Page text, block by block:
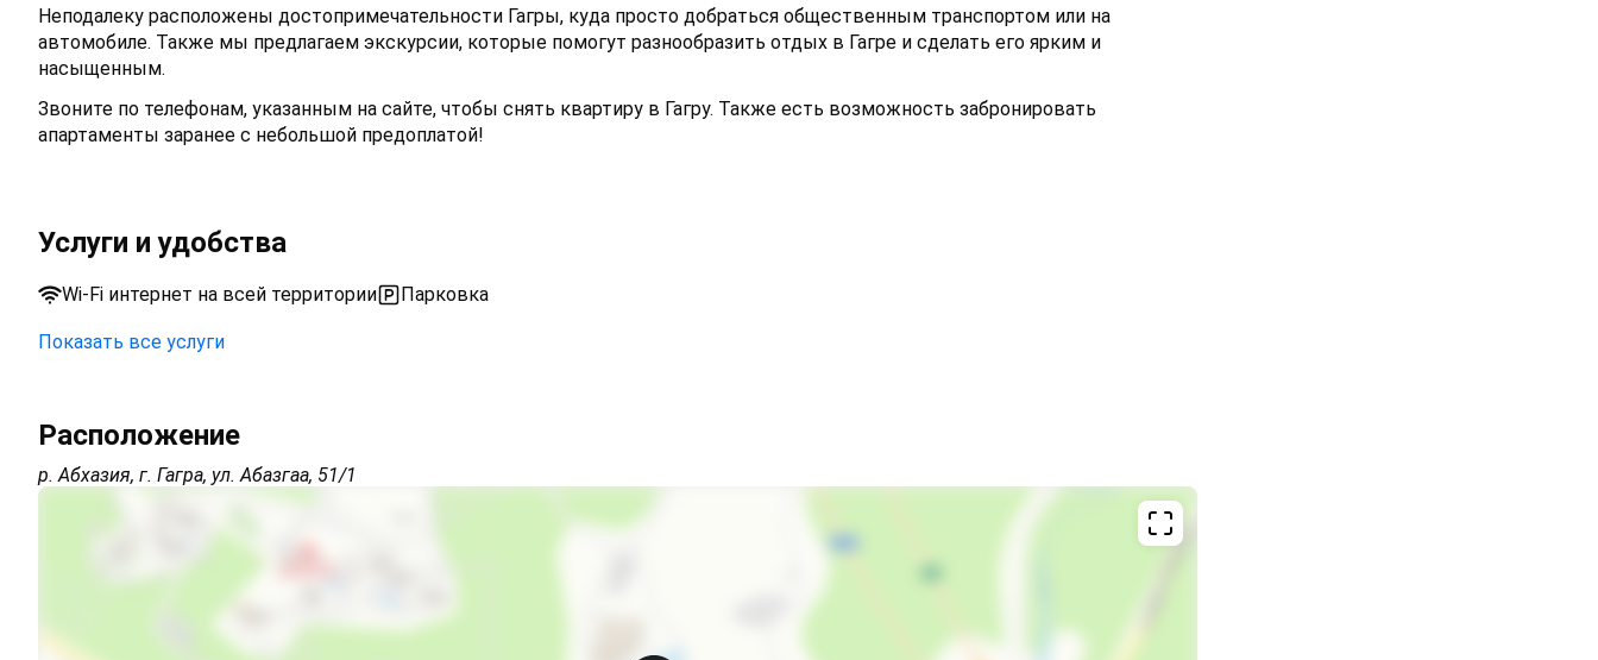
Неподалеку расположены достопримечательности Гагры, куда просто добраться общественным транспортом или на
автомобиле. Также мы предлагаем экскурсии, которые помогут разнообразить отдых в Гагре и сделать его ярким и
насыщенным.
Звоните по телефонам, указанным на сайте, чтобы снять квартиру в Гагру. Также есть возможность забронировать
апартаменты заранее с небольшой предоплатой!
Услуги и удобства
Wi-Fi интернет на всей территории Парковка
Интернет Wi-Fi
Автостоянка
Показать все услуги
Расположение
р. Абхазия, г. Гагра, ул. Абазгаа, 51/1